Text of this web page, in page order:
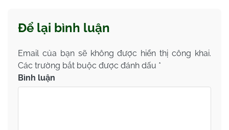
Để lại bình luận
Email của bạn sẽ không được hiển thị công khai.
Các trường bắt buộc được đánh dấu *
Bình luận